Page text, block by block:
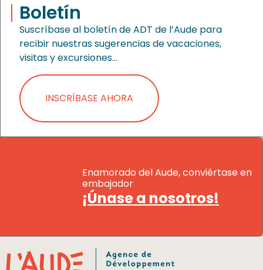
Boletín
Suscríbase al boletín de ADT de l’Aude para
recibir nuestras sugerencias de vacaciones,
visitas y excursiones…
INSCRÍBASE AHORA
Enamorado del Aude, conviértase en
embajador
¡Únase a nosotros!